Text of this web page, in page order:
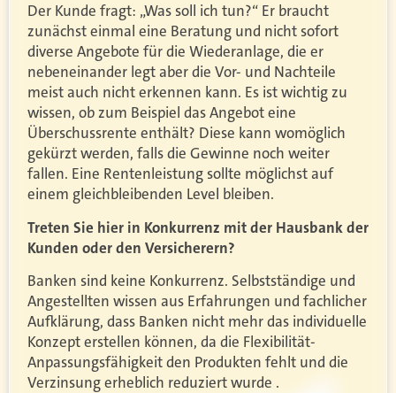
Der Kunde fragt: „Was soll ich tun?“ Er braucht
zunächst einmal eine Beratung und nicht sofort
diverse Angebote für die Wiederanlage, die er
nebeneinander legt aber die Vor- und Nachteile
meist auch nicht erkennen kann. Es ist wichtig zu
wissen, ob zum Beispiel das Angebot eine
Überschussrente enthält? Diese kann womöglich
gekürzt werden, falls die Gewinne noch weiter
fallen. Eine Rentenleistung sollte möglichst auf
einem gleichbleibenden Level bleiben.
Treten Sie hier in Konkurrenz mit der Hausbank der
Kunden oder den Versicherern?
Banken sind keine Konkurrenz. Selbstständige und
Angestellten wissen aus Erfahrungen und fachlicher
Aufklärung, dass Banken nicht mehr das individuelle
Konzept erstellen können, da die Flexibilität-
Anpassungsfähigkeit den Produkten fehlt und die
Verzinsung erheblich reduziert wurde .